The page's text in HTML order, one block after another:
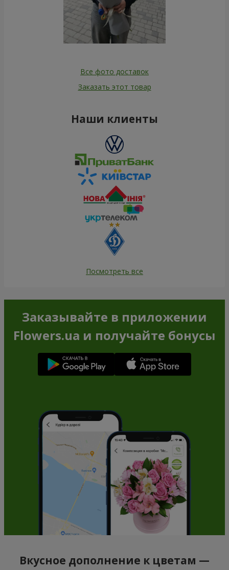
Все фото доставок
Заказать этот товар
Наши клиенты
Посмотреть все
Заказывайте в приложении
Flowers.ua и получайте бонусы
Вкусное дополнение к цветам —